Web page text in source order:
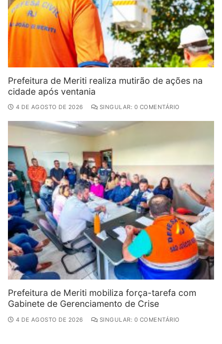
Prefeitura de Meriti realiza mutirão de ações na
cidade após ventania
4 DE AGOSTO DE 2026 SINGULAR: 0 COMENTÁRIO
Prefeitura de Meriti mobiliza força-tarefa com
Gabinete de Gerenciamento de Crise
4 DE AGOSTO DE 2026 SINGULAR: 0 COMENTÁRIO